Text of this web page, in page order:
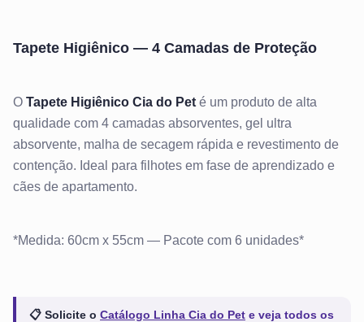
Tapete Higiênico — 4 Camadas de Proteção
O Tapete Higiênico Cia do Pet é um produto de alta
qualidade com 4 camadas absorventes, gel ultra
absorvente, malha de secagem rápida e revestimento de
contenção. Ideal para filhotes em fase de aprendizado e
cães de apartamento.
*Medida: 60cm x 55cm — Pacote com 6 unidades*
📋 Solicite o Catálogo Linha Cia do Pet e veja todos os